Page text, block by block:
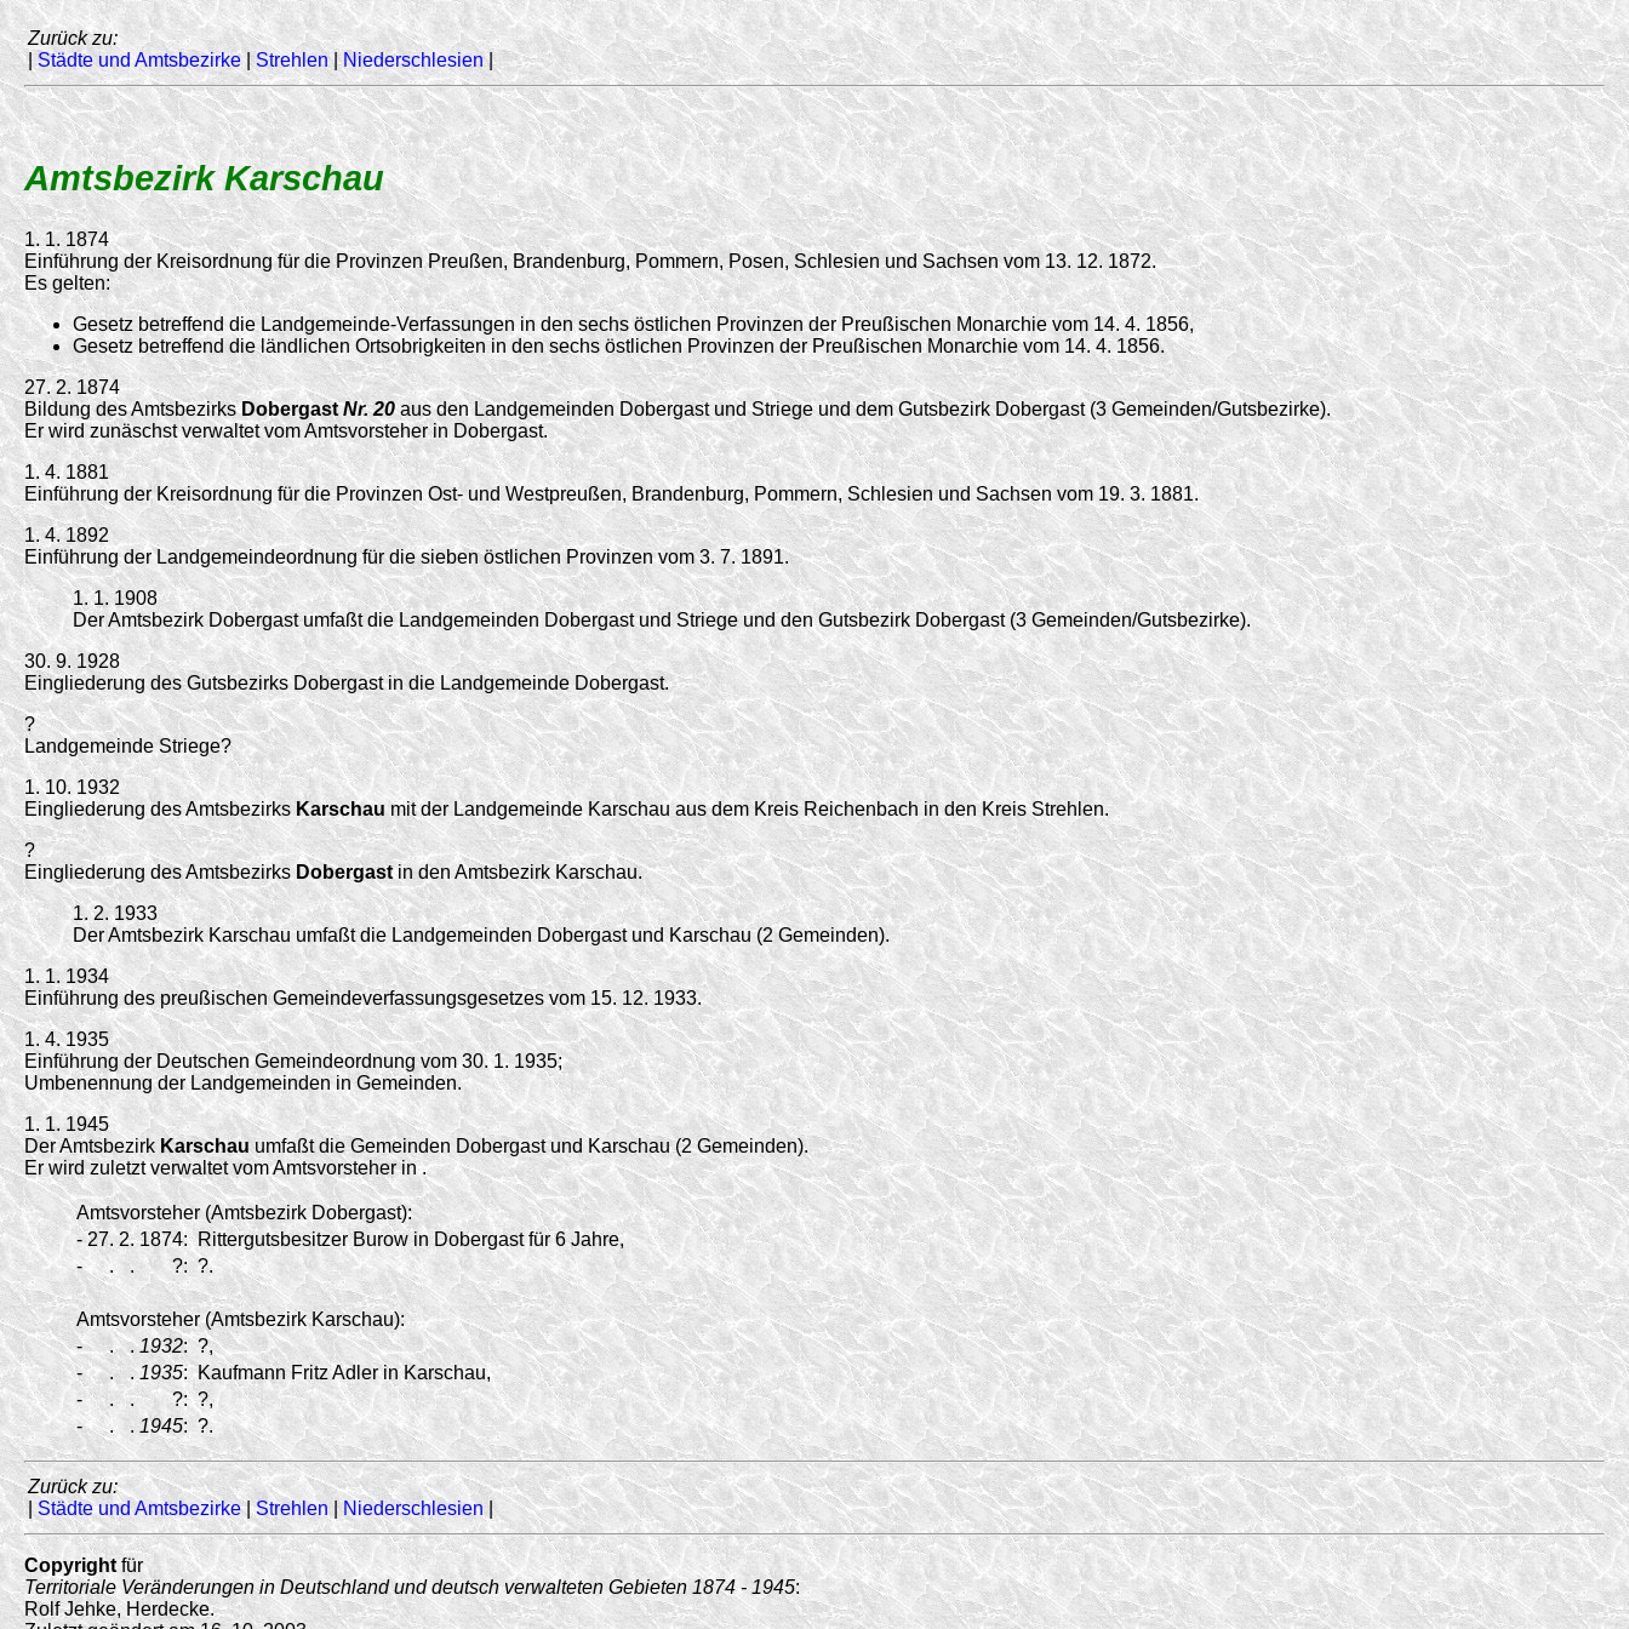
Zurück zu:
| Städte und Amtsbezirke|Strehlen| Niederschlesien|
Amtsbezirk Karschau
1. 1. 1874
Einführung der Kreisordnung für die Provinzen Preußen, Brandenburg, Pommern, Posen, Schlesien und Sachsen vom13. 12. 1872.
Es gelten:
Gesetz betreffend die Landgemeinde-Verfassungen in den sechs östlichen Provinzen der Preußischen Monarchie vom 14. 4. 1856,
Gesetz betreffend die ländlichen Ortsobrigkeiten in den sechs östlichen Provinzen der Preußischen Monarchie vom 14. 4. 1856.
27. 2. 1874
Bildung des AmtsbezirksDobergastNr. 20aus den Landgemeinden Dobergast und Striege und dem Gutsbezirk Dobergast (3 Gemeinden/Gutsbezirke).
Er wird zunäschst verwaltet vom Amtsvorsteher in Dobergast.
1. 4. 1881
Einführung der Kreisordnung für die Provinzen Ost- und Westpreußen, Brandenburg, Pommern, Schlesien und Sachsen vom 19. 3. 1881.
1. 4. 1892
Einführung der Landgemeindeordnung für die sieben östlichen Provinzen vom 3. 7. 1891.
1. 1. 1908
Der Amtsbezirk Dobergast umfaßt die Landgemeinden Dobergast und Striege und den Gutsbezirk Dobergast (3 Gemeinden/Gutsbezirke).
30. 9. 1928
Eingliederung des Gutsbezirks Dobergast in die Landgemeinde Dobergast.
?
Landgemeinde Striege?
1. 10. 1932
Eingliederung des Amtsbezirks Karschaumit der Landgemeinde Karschau aus dem Kreis Reichenbach in den Kreis Strehlen.
?
Eingliederung des Amtsbezirks Dobergastin den Amtsbezirk Karschau.
1. 2. 1933
Der Amtsbezirk Karschau umfaßt die Landgemeinden Dobergast und Karschau (2 Gemeinden).
1. 1. 1934
Einführung des preußischen Gemeindeverfassungsgesetzes vom 15. 12. 1933.
1. 4. 1935
Einführung der Deutschen Gemeindeordnung vom 30. 1. 1935;
Umbenennung der Landgemeinden in Gemeinden.
1. 1. 1945
Der Amtsbezirk Karschau umfaßt die Gemeinden Dobergast und Karschau (2 Gemeinden).
Er wird zuletzt verwaltet vom Amtsvorsteher in .
Amtsvorsteher (Amtsbezirk Dobergast):
- 27. 2. 1874: Rittergutsbesitzer Burow in Dobergast für 6 Jahre,
-
. . ?: ?.
Amtsvorsteher (Amtsbezirk Karschau):
-
. . 1932: ?,
-
. . 1935: Kaufmann Fritz Adler in Karschau,
-
. . ?: ?,
-
. . 1945: ?.
Zurück zu:
| Städte und Amtsbezirke|Strehlen | Niederschlesien |
Copyrightfür
Territoriale Veränderungen in Deutschland und deutsch verwalteten Gebieten1874 - 1945:
Rolf Jehke, Herdecke.